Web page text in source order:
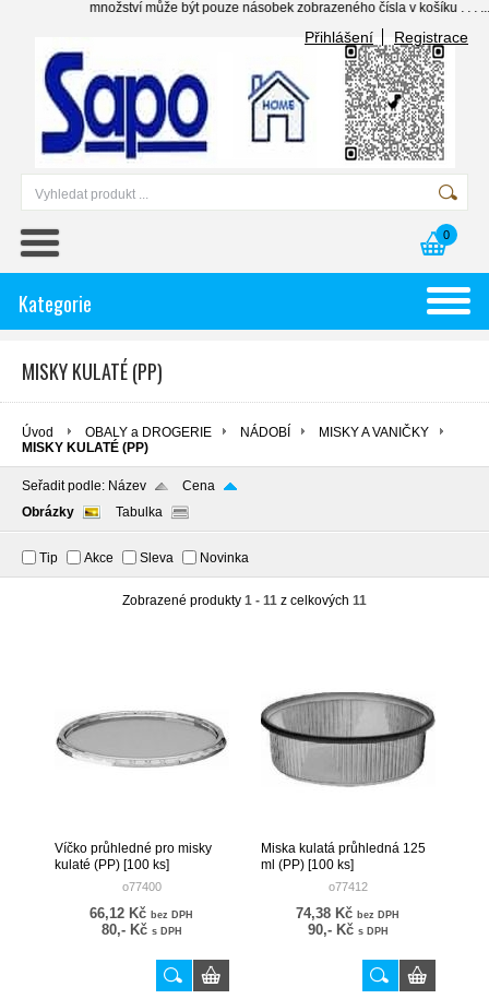
množství může být pouze násobek zobrazeného čísla v košíku . . .
Přihlášení Registrace
0
Kategorie
MISKY KULATÉ (PP)
Úvod OBALY a DROGERIE NÁDOBÍ
MISKY A VANIČKY
MISKY KULATÉ (PP)
Seřadit podle: Název
Cena
Obrázky
Tabulka
Tip Akce Sleva Novinka
Zobrazené produkty 1 - 11 z celkových 11
Víčko průhledné pro misky
kulaté (PP) [100 ks]
o77400
66,12 Kč bez DPH
80,- Kč s DPH
Miska kulatá průhledná 125
ml (PP) [100 ks]
o77412
74,38 Kč bez DPH
90,- Kč s DPH